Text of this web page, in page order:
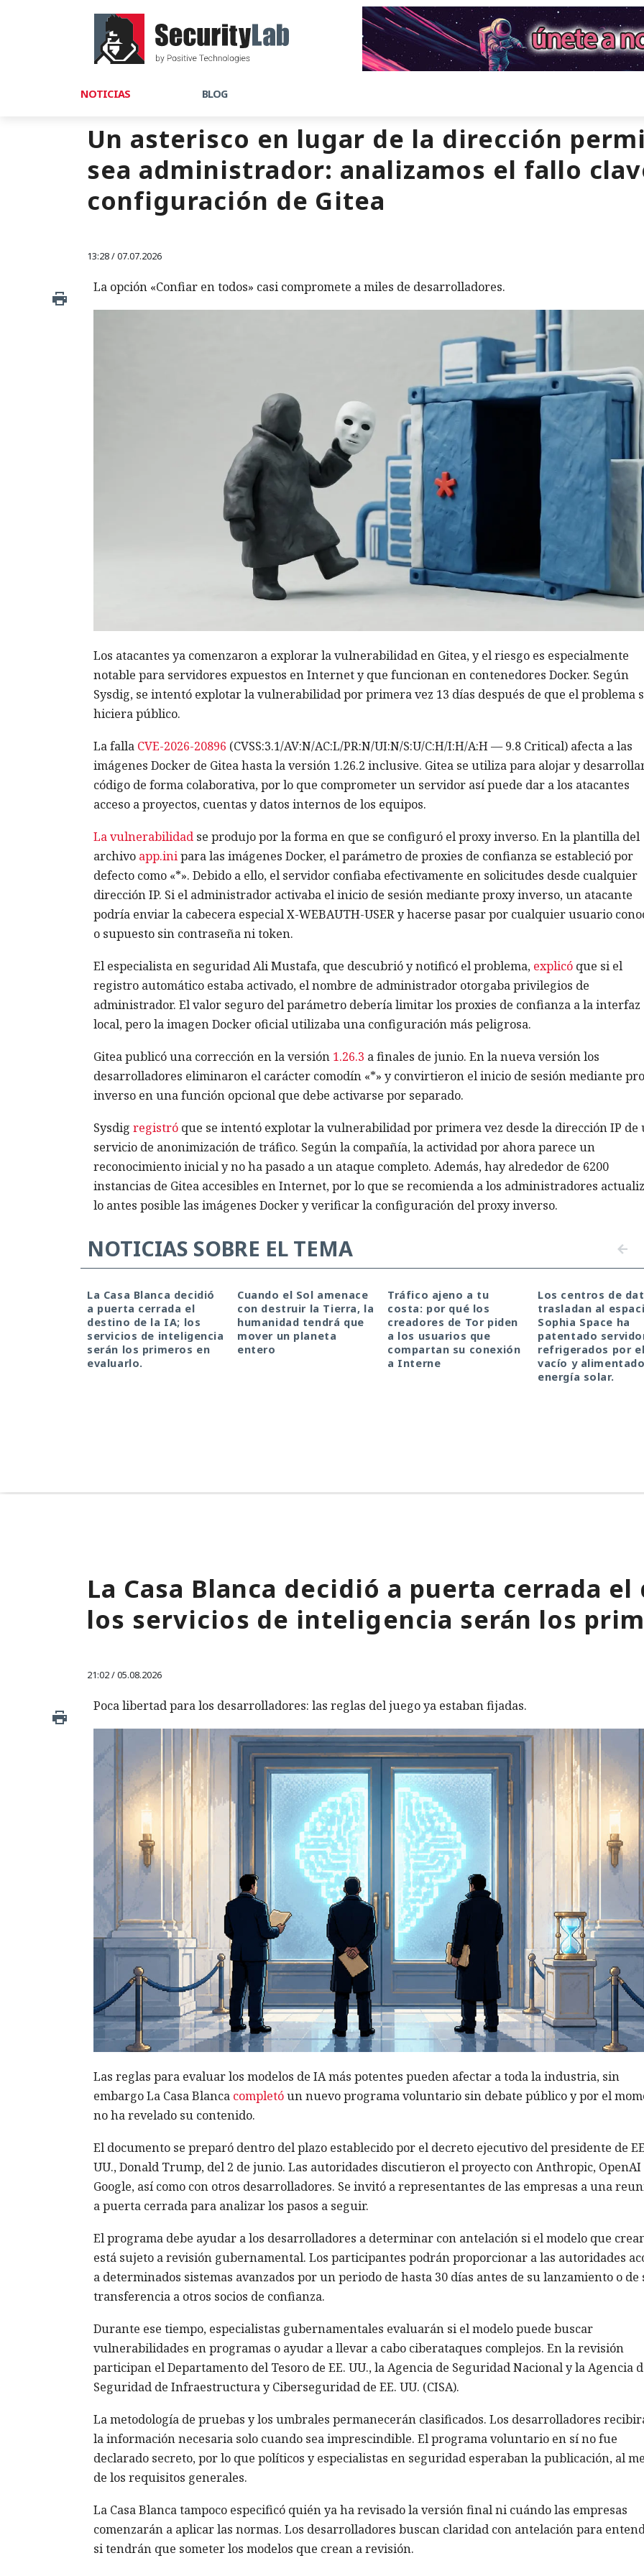
NOTICIAS BLOG
Un asterisco en lugar de la dirección
sea administrador: analizamos el fallo
configuración de Gitea
13:28 / 07.07.2026
La opción «Confiar en todos» casi compromete a miles de desarrolladores.
Los atacantes ya comenzaron a explorar la vulnerabilidad en Gitea, y el riesgo es especialmente
notable para servidores expuestos en Internet y que funcionan en contenedores Docker. Según
Sysdig, se intentó explotar la vulnerabilidad por primera vez 13 días después de que el problema
hiciera público.
La falla CVE-2026-20896 (CVSS:3.1/AV:N/AC:L/PR:N/UI:N/S:U/C:H/I:H/A:H — 9.8 Critical) afecta a las
imágenes Docker de Gitea hasta la versión 1.26.2 inclusive. Gitea se utiliza para alojar y
código de forma colaborativa, por lo que comprometer un servidor así puede dar a los atacantes
acceso a proyectos, cuentas y datos internos de los equipos.
La vulnerabilidadse produjo por la forma en que se configuró el proxy inverso. En la plantilla del
archivo app.inipara las imágenes Docker, el parámetro de proxies de confianza se estableció por
defecto como «*». Debido a ello, el servidor confiaba efectivamente en solicitudes desde cualquier
dirección IP. Si el administrador activaba el inicio de sesión mediante proxy inverso, un atacante
podría enviar la cabecera especial X-WEBAUTH-USER y hacerse pasar por cualquier usuario
o supuesto sin contraseña ni token.
El especialista en seguridad Ali Mustafa, que descubrió y notificó el problema, explicóque si el
registro automático estaba activado, el nombre de administrador otorgaba privilegios de
administrador. El valor seguro del parámetro debería limitar los proxies de confianza a la interfaz
local, pero la imagen Docker oficial utilizaba una configuración más peligrosa.
Gitea publicó una corrección en la versión 1.26.3 a finales de junio. En la nueva versión los
desarrolladores eliminaron el carácter comodín «*» y convirtieron el inicio de sesión mediante
inverso en una función opcional que debe activarse por separado.
Sysdig registróque se intentó explotar la vulnerabilidad por primera vez desde la dirección IP de
servicio de anonimización de tráfico. Según la compañía, la actividad por ahora parece un
reconocimiento inicial y no ha pasado a un ataque completo. Además, hay alrededor de 6200
instancias de Gitea accesibles en Internet, por lo que se recomienda a los administradores
lo antes posible las imágenes Docker y verificar la configuración del proxy inverso.
NOTICIAS SOBRE EL TEMA
La Casa Blanca decidió
a puerta cerrada el
destino de la IA; los
servicios de inteligencia
serán los primeros en
evaluarlo.
Cuando el Sol amenace
con destruir la Tierra, la
humanidad tendrá que
mover un planeta
entero
Tráfico ajeno a tu
costa: por qué los
creadores de Tor piden
a los usuarios que
compartan su conexión
a Interne
Los centros de
trasladan al
Sophia Space ha
patentado
refrigerados por el
vacío y
energía solar.
La Casa Blanca decidió a puerta cerrada
los servicios de inteligencia serán los
21:02 / 05.08.2026
Poca libertad para los desarrolladores: las reglas del juego ya estaban fijadas.
Las reglas para evaluar los modelos de IA más potentes pueden afectar a toda la industria, sin
embargo La Casa Blanca completóun nuevo programa voluntario sin debate público y por el
no ha revelado su contenido.
El documento se preparó dentro del plazo establecido por el decreto ejecutivo del presidente de
UU., Donald Trump, del 2 de junio. Las autoridades discutieron el proyecto con Anthropic, OpenAI
Google, así como con otros desarrolladores. Se invitó a representantes de las empresas a una
a puerta cerrada para analizar los pasos a seguir.
El programa debe ayudar a los desarrolladores a determinar con antelación si el modelo que
está sujeto a revisión gubernamental. Los participantes podrán proporcionar a las autoridades
a determinados sistemas avanzados por un periodo de hasta 30 días antes de su lanzamiento o de
transferencia a otros socios de confianza.
Durante ese tiempo, especialistas gubernamentales evaluarán si el modelo puede buscar
vulnerabilidades en programas o ayudar a llevar a cabo ciberataques complejos. En la revisión
participan el Departamento del Tesoro de EE. UU., la Agencia de Seguridad Nacional y la Agencia
Seguridad de Infraestructura y Ciberseguridad de EE. UU. (CISA).
La metodología de pruebas y los umbrales permanecerán clasificados. Los desarrolladores
la información necesaria solo cuando sea imprescindible. El programa voluntario en sí no fue
declarado secreto, por lo que políticos y especialistas en seguridad esperaban la publicación, al
de los requisitos generales.
La Casa Blanca tampoco especificó quién ya ha revisado la versión final ni cuándo las empresas
comenzarán a aplicar las normas. Los desarrolladores buscan claridad con antelación para
si tendrán que someter los modelos que crean a revisión.